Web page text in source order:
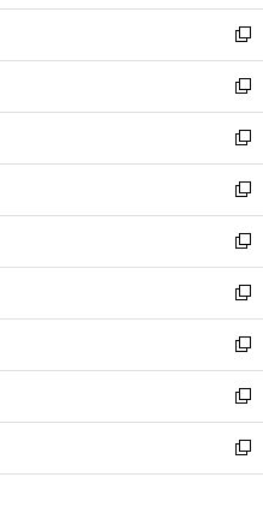
ウ
ィ
ン
ド
ウ
で
開
く
し
い
ウ
ィ
ン
ド
ウ
で
開
く
新
し
い
ウ
ィ
ン
ド
ウ
で
開
く
新
し
い
ウ
ィ
ン
ド
ウ
で
開
く
新
し
い
ウ
ィ
ン
ド
ウ
で
開
く
新
し
い
ウ
ィ
ン
ド
ウ
で
開
く
新
し
い
ウ
ィ
ン
ド
ウ
で
開
新
し
い
ウ
ィ
ン
ド
ウ
新
し
い
ウ
ィ
ン
新
し
い
ウ
新
し